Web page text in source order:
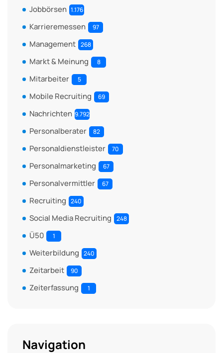
Jobbörsen 1.176
Karrieremessen 97
Management 268
Markt & Meinung 8
Mitarbeiter 5
Mobile Recruiting 69
Nachrichten 9.792
Personalberater 82
Personaldienstleister 70
Personalmarketing 67
Personalvermittler 67
Recruiting 240
Social Media Recruiting 248
Ü50 1
Weiterbildung 240
Zeitarbeit 90
Zeiterfassung 1
Navigation